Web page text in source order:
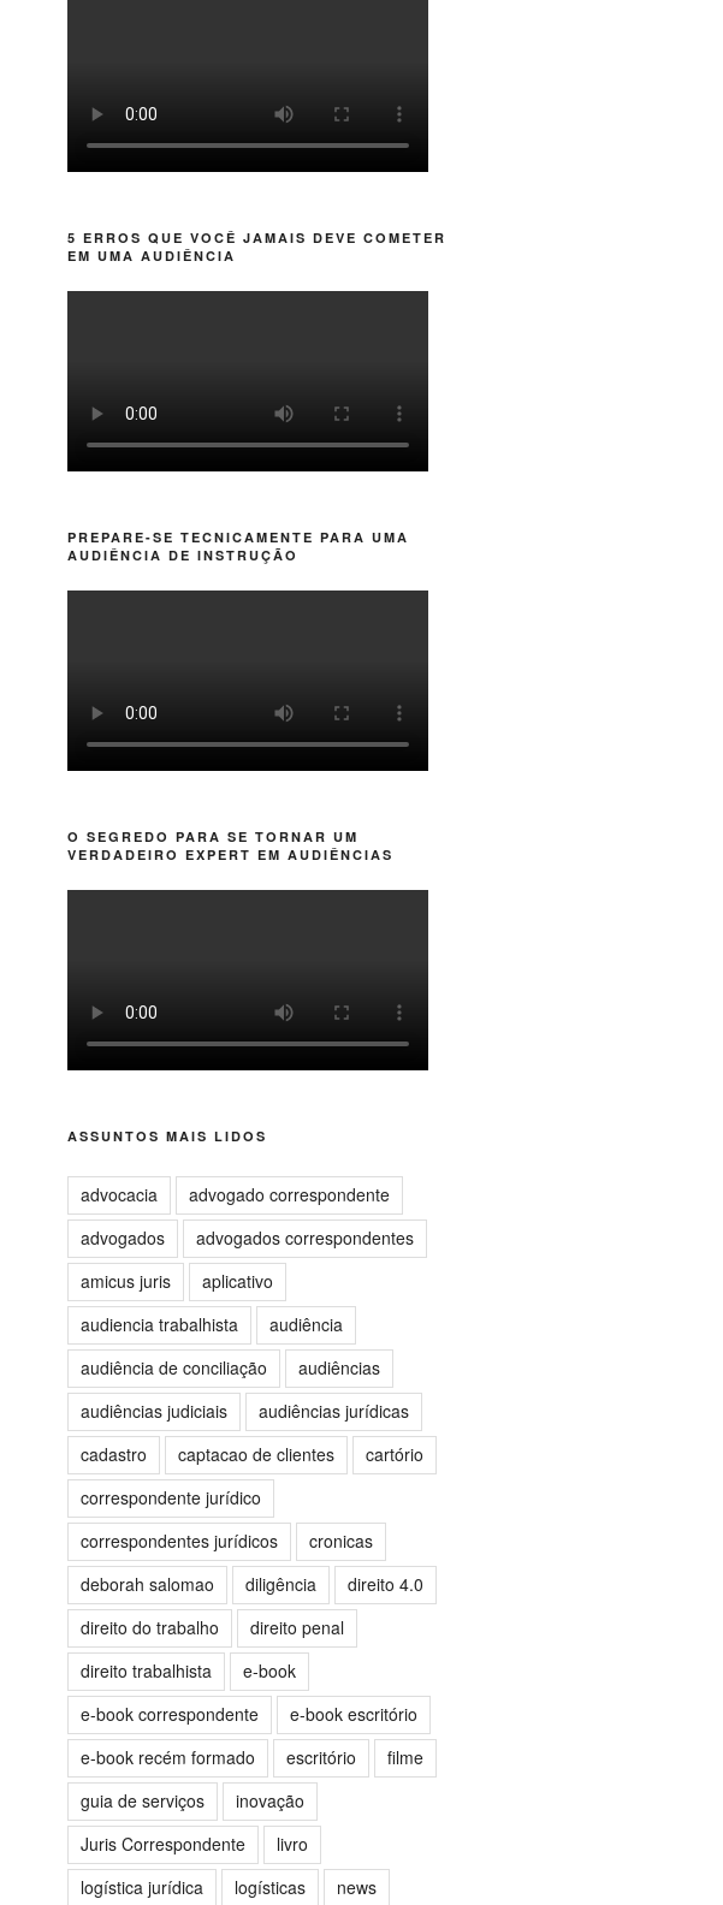
5 ERROS QUE VOCÊ JAMAIS DEVE COMETER
EM UMA AUDIÊNCIA
PREPARE-SE TECNICAMENTE PARA UMA
AUDIÊNCIA DE INSTRUÇÃO
O SEGREDO PARA SE TORNAR UM
VERDADEIRO EXPERT EM AUDIÊNCIAS
ASSUNTOS MAIS LIDOS
advocacia
advogado correspondente
advogados
advogados correspondentes
amicus juris
aplicativo
audiencia trabalhista
audiência
audiência de conciliação
audiências
audiências judiciais
audiências jurídicas
cadastro
captacao de clientes
cartório
correspondente jurídico
correspondentes jurídicos
cronicas
deborah salomao
diligência
direito 4.0
direito do trabalho
direito penal
direito trabalhista
e-book
e-book correspondente
e-book escritório
e-book recém formado
escritório
filme
guia de serviços
inovação
Juris Correspondente
livro
logística jurídica
logísticas news